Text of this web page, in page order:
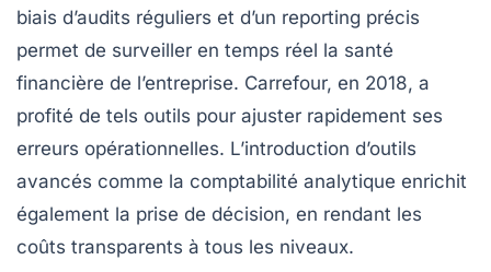
biais d’audits réguliers et d’un reporting précis
permet de surveiller en temps réel la santé
financière de l’entreprise. Carrefour, en 2018, a
profité de tels outils pour ajuster rapidement ses
erreurs opérationnelles. L’introduction d’outils
avancés comme la comptabilité analytique enrichit
également la prise de décision, en rendant les
coûts transparents à tous les niveaux.